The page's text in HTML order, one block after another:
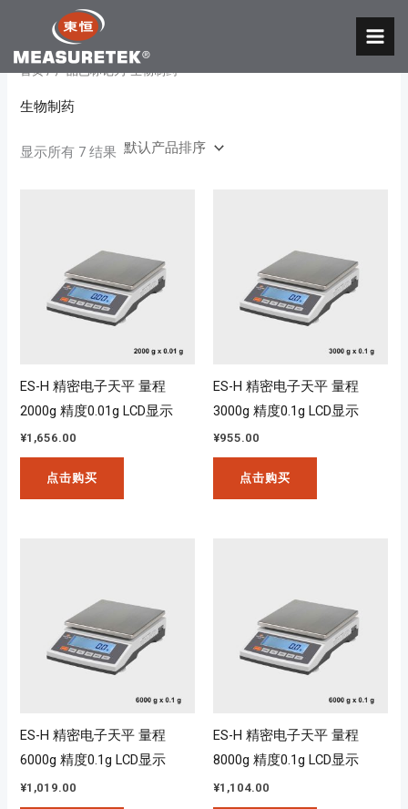
首页/ 产品已标记为“生物制药”
生物制药
显示所有 7 结果
ES-H 精密电子天平 量程
2000g 精度0.01g LCD显示
¥1,656.00
点击购买
ES-H 精密电子天平 量程
3000g 精度0.1g LCD显示
¥955.00
点击购买
ES-H 精密电子天平 量程
6000g 精度0.1g LCD显示
¥1,019.00
ES-H 精密电子天平 量程
8000g 精度0.1g LCD显示
¥1,104.00